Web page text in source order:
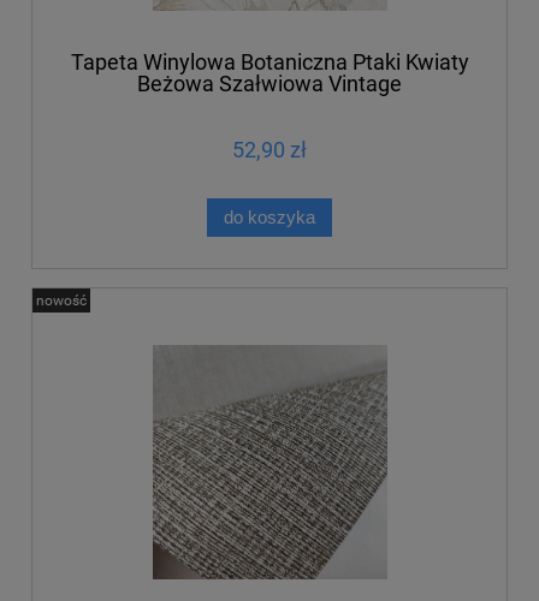
Tapeta Winylowa Botaniczna Ptaki Kwiaty
Beżowa Szałwiowa Vintage
52,90 zł
do koszyka
nowość